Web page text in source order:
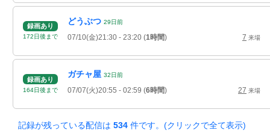
録画あり
172日後 まで
どうぶつ 29日前
07/10(金)21:30 - 23:20 (1時間) 7 来場
録画あり
164日後 まで
ガチャ屋 32日前
07/07(火)20:55 - 02:59 (6時間) 27 来場
記録が残っている配信は 534 件です。(クリックで全て表示)